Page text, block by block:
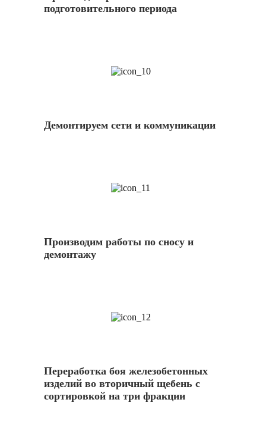
подготовительного периода
Демонтируем сети и коммуникации
Производим работы по сносу и
демонтажу
Переработка боя железобетонных
изделий во вторичный щебень с
сортировкой на три фракции